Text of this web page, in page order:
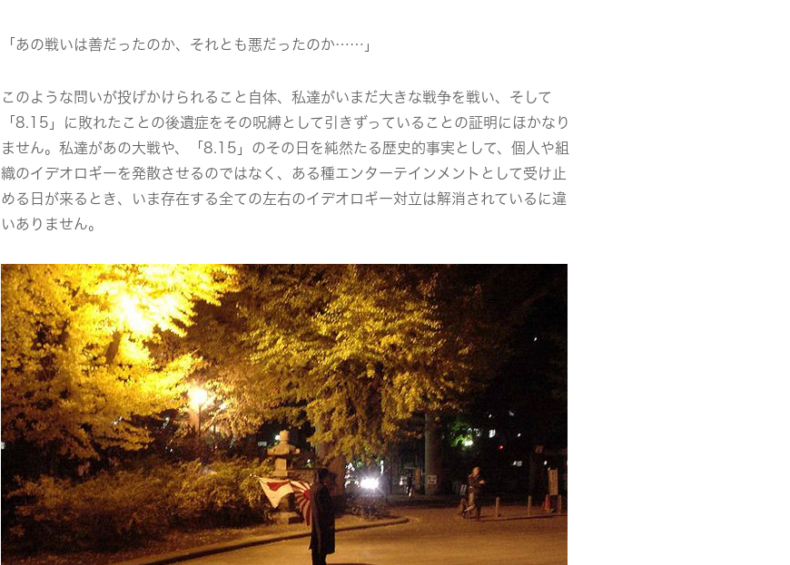
「あの戦いは善だったのか、それとも悪だったのか……」
このような問いが投げかけられること自体、私達がいまだ大きな戦争を戦い、そして
「8.15」に敗れたことの後遺症をその呪縛として引きずっていることの証明にほかなり
ません。私達があの大戦や、「8.15」のその日を純然たる歴史的事実として、個人や組
織のイデオロギーを発散させるのではなく、ある種エンターテインメントとして受け止
める日が来るとき、いま存在する全ての左右のイデオロギー対立は解消されているに違
いありません。